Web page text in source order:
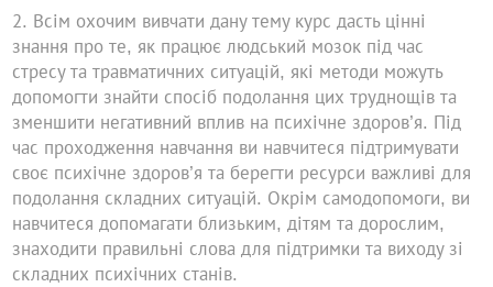
Всім охочим вивчати дану тему курс дасть цінні
знання про те, як працює людський мозок під час
стресу та травматичних ситуацій, які методи можуть
допомогти знайти спосіб подолання цих труднощів та
зменшити негативний вплив на психічне здоров’я. Під
час проходження навчання ви навчитеся підтримувати
своє психічне здоров’я та берегти ресурси важливі для
подолання складних ситуацій. Окрім самодопомоги, ви
навчитеся допомагати близьким, дітям та дорослим,
знаходити правильні слова для підтримки та виходу зі
складних психічних станів.